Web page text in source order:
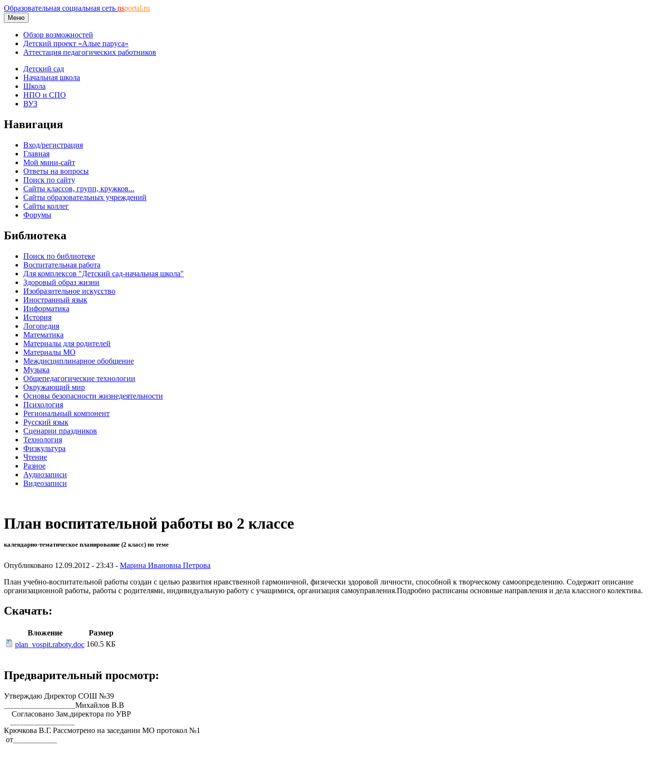
Образовательная социальная сеть nsportal.ru
Меню
Обзор возможностей
Детский проект «Алые паруса»
Аттестация педагогических работников
Детский сад
Начальная школа
Школа
НПО и СПО
ВУЗ
Навигация
Вход/регистрация
Главная
Мой мини-сайт
Ответы на вопросы
Поиск по сайту
Сайты классов, групп, кружков...
Сайты образовательных учреждений
Сайты коллег
Форумы
Библиотека
Поиск по библиотеке
Воспитательная работа
Для комплексов "Детский сад-начальная школа"
Здоровый образ жизни
Изобразительное искусство
Иностранный язык
Информатика
История
Логопедия
Математика
Материалы для родителей
Материалы МО
Междисциплинарное обобщение
Музыка
Общепедагогические технологии
Окружающий мир
Основы безопасности жизнедеятельности
Психология
Региональный компонент
Русский язык
Сценарии праздников
Технология
Физкультура
Чтение
Разное
Аудиозаписи
Видеозаписи
План воспитательной работы во 2 классе
календарно-тематическое планирование (2 класс) по теме
Опубликовано 12.09.2012 - 23:43 - Марина Ивановна Петрова
План учебно-воспитательной работы создан с целью развития нравственной гармоничной, физически здоровой личности, способной к творческому самоопределению. Содержит описание
организационной работы, работы с родителями, индивидуальную работу с учащимися, организация самоуправления.Подробно расписаны основные направления и дела классного колектива.
Скачать:
Вложение
Размер
plan_vospit.raboty.doc 160.5 КБ
Предварительный просмотр:
Утверждаю Директор СОШ №39
Михайлов В.В
Согласовано Зам.директора по УВР
Крючкова В.Г. Рассмотрено на заседании МО протокол №1
от